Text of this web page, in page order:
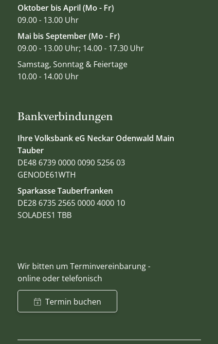
Bankverbindungen
Ihre Volksbank eG Neckar Odenwald Main
Tauber
DE48 6739 0000 0090 5256 03
GENODE61WTH
Sparkasse Tauberfranken
DE28 6735 2565 0000 4000 10
SOLADES1 TBB
Wir bitten um Terminvereinbarung -
online oder telefonisch
Termin buchen
Oktober bis April (Mo - Fr)
09.00 - 13.00 Uhr
Mai bis September (Mo - Fr)
09.00 - 13.00 Uhr; 14.00 - 17.30 Uhr
Samstag, Sonntag & Feiertage
10.00 - 14.00 Uhr